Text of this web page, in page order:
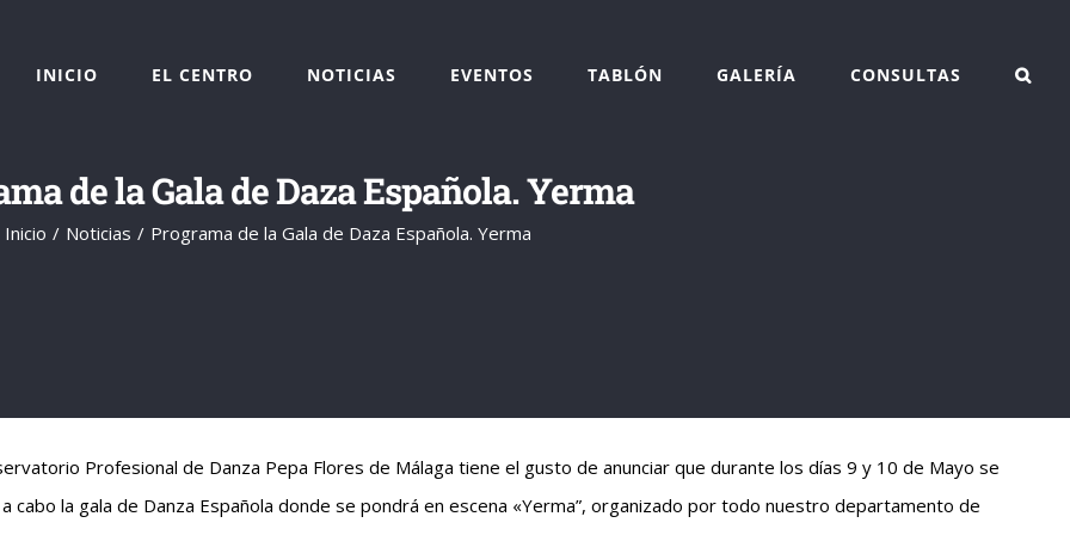
INICIO EL CENTRO NOTICIAS EVENTOS TABLÓN GALERÍA CONSULTAS
de la Gala de Daza Española. Yerma
Inicio Noticias Programa de la Gala de Daza Española. Yerma
Profesional de Danza Pepa Flores de Málaga tiene el gusto de anunciar que durante los días 9 y 10 de Mayo se
cabo la gala de Danza Española donde se pondrá en escena «Yerma”, organizado por todo nuestro departamento de